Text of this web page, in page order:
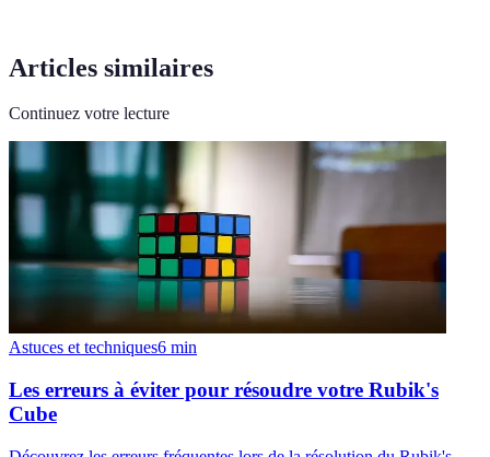
Articles similaires
Continuez votre lecture
Astuces et techniques6 min
Les erreurs à éviter pour résoudre votre Rubik's
Cube